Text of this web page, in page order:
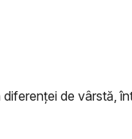
de vârstă,